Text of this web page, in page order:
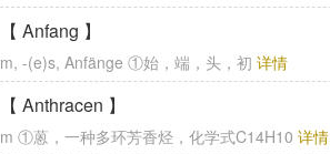
【 Anfang 】
m, -(e)s, Anfänge ①始，端，头，初详情
【 Anthracen 】
m ①蒽，一种多环芳香烃，化学式C14H10详情